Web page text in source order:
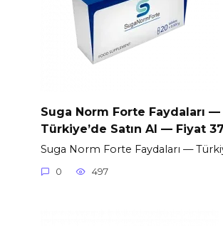
Suga Norm Forte Faydaları —
Türkiye’de Satın Al — Fiyat
Suga Norm Forte Faydaları —
0 497